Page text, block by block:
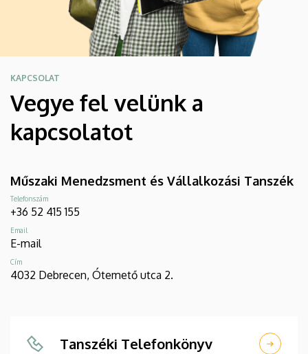
KAPCSOLAT
Vegye fel velünk a
kapcsolatot
Műszaki Menedzsment és Vállalkozási Tanszék
Telefonszám
+36 52 415 155
Email
E-mail
Cím
4032 Debrecen, Ótemető utca 2.
Tanszéki Telefonkönyv